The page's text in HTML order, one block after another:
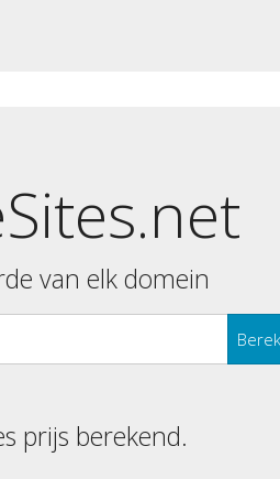
van elk domein
prijs berekend.